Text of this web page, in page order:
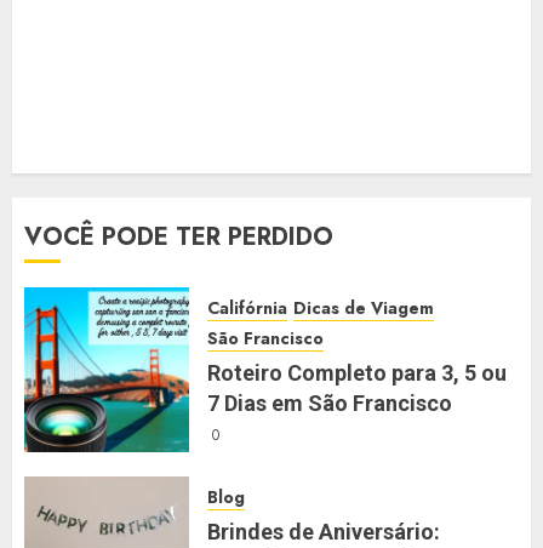
VOCÊ PODE TER PERDIDO
Califórnia Dicas de Viagem
São Francisco
Roteiro Completo para 3, 5 ou
7 Dias em São Francisco
0
Blog
Brindes de Aniversário: